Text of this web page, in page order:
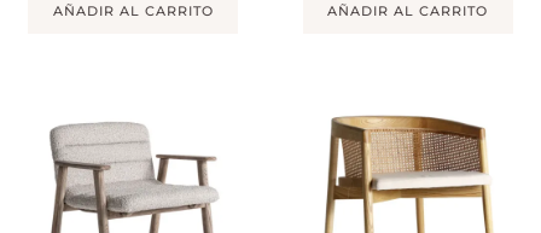
AÑADIR AL CARRITO AÑADIR AL CARRITO